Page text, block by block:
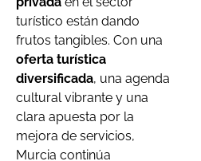
turístico están dando
frutos tangibles. Con una
oferta turística
diversificada, una agenda
cultural vibrante y una
clara apuesta por la
mejora de servicios,
Murcia continúa